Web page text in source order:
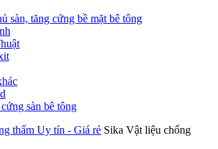
sàn, tăng cứng bề mặt bê tông
sàn bê tông
Sika Vật liệu chống